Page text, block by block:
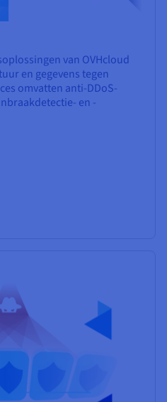
van OVHcloud
en gegevens tegen
omvatten anti-DDoS-
en -